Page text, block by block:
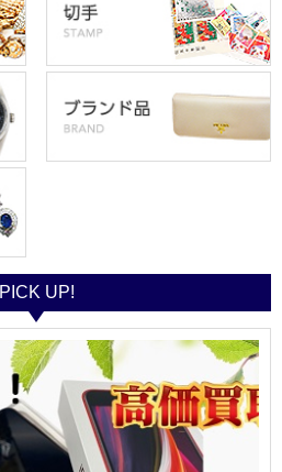
PICK UP!